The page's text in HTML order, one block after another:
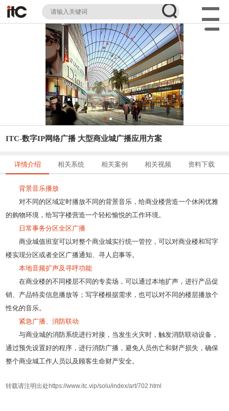
ITC-数字IP网络广播 大型商业城广播应用方案
详情介绍 相关系统 相关案例 相关视频 资料下载
背景音乐播放
对不同的区域定时播放不同的背景音乐，给商业楼营造一个休闲优雅
的购物环境，给写字楼营造一个轻松愉悦的工作环境。
日常事务分区全区广播
商业城值班室可以对整个商业城实行统一管控，可以对商业楼和写字
楼实现分区或者全区广播通知、寻人启事等。
本地音频扩声及寻呼功能
在商业楼的不同楼层不同的专卖场，可以通过本地扩声，进行产品促
销、产品特卖信息播放等；写字楼根据需求，也可以对不同的楼层播放个
性化的音乐。
紧急广播、消防联动
与商业城的消防系统进行对接，当发生火灾时，触发消防联动设备，
通过预先设置好的程序，进行消防广播，避免人员伤亡和财产损失，确保
整个商业城工作人员以及顾客生命财产安全。
转载请注明出处https://www.itc.vip/solu/index/art/702.html